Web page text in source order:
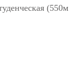
(550м